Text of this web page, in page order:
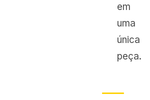
em
uma
única
peça.